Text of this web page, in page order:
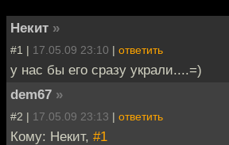
Некит »
#1 | 17.05.09 23:10 | ответить
у нас бы его сразу украли....=)
dem67 »
#2 | 17.05.09 23:13 | ответить
Кому: Некит, #1